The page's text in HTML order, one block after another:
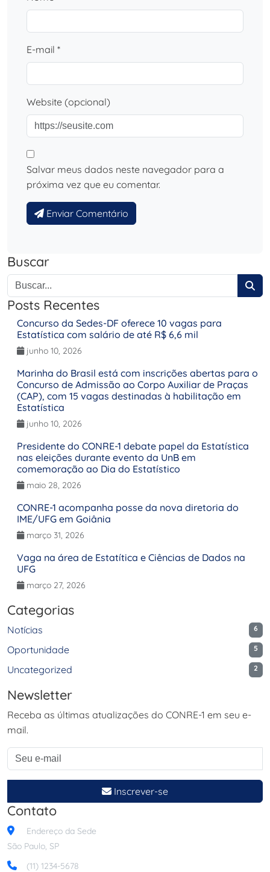
E-mail *
Website (opcional)
Salvar meus dados neste navegador para a
próxima vez que eu comentar.
Enviar Comentário
Buscar
Posts Recentes
Concurso da Sedes-DF oferece 10 vagas para
Estatística com salário de até R$ 6,6 mil
junho 10, 2026
Marinha do Brasil está com inscrições abertas para o
Concurso de Admissão ao Corpo Auxiliar de Praças
(CAP), com 15 vagas destinadas à habilitação em
Estatística
junho 10, 2026
Presidente do CONRE-1 debate papel da Estatística
nas eleições durante evento da UnB em
comemoração ao Dia do Estatístico
maio 28, 2026
CONRE-1 acompanha posse da nova diretoria do
IME/UFG em Goiânia
março 31, 2026
Vaga na área de Estatítica e Ciências de Dados na
UFG
março 27, 2026
Categorias
Notícias 6
Oportunidade 5
Uncategorized 2
Newsletter
Receba as últimas atualizações do CONRE-1 em seu e-
mail.
Inscrever-se
Contato
Endereço da Sede
São Paulo, SP
(11) 1234-5678